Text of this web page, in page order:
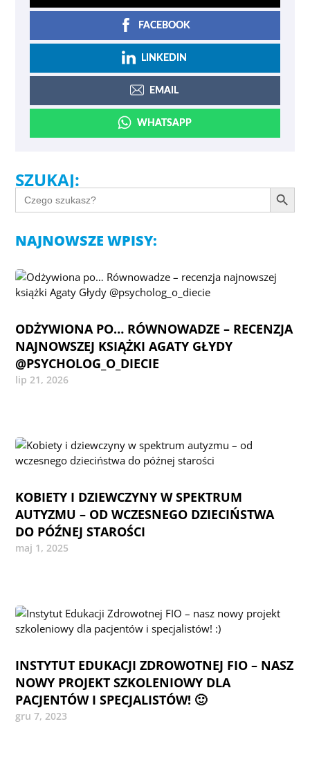
FACEBOOK
LINKEDIN
EMAIL
WHATSAPP
SZUKAJ:
SEARCH
FOR:
Search Button
NAJNOWSZE WPISY:
ODŻYWIONA PO… RÓWNOWADZE – RECENZJA
NAJNOWSZEJ KSIĄŻKI AGATY GŁYDY
@PSYCHOLOG_O_DIECIE
lip 21, 2026
KOBIETY I DZIEWCZYNY W SPEKTRUM
AUTYZMU – OD WCZESNEGO DZIECIŃSTWA
DO PÓŹNEJ STAROŚCI
maj 1, 2025
INSTYTUT EDUKACJI ZDROWOTNEJ FIO – NASZ
NOWY PROJEKT SZKOLENIOWY DLA
PACJENTÓW I SPECJALISTÓW! 🙂
gru 7, 2023